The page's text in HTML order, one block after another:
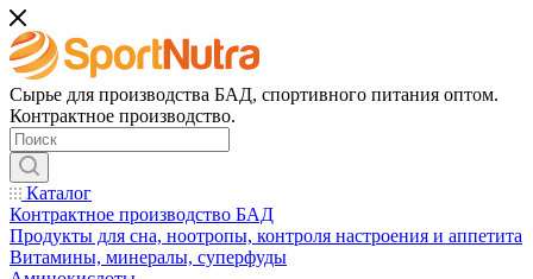
Сырье для производства БАД, спортивного питания оптом.
Контрактное производство.
Каталог
Контрактное производство БАД
Продукты для сна, ноотропы, контроля настроения и аппетита
Витамины, минералы, суперфуды